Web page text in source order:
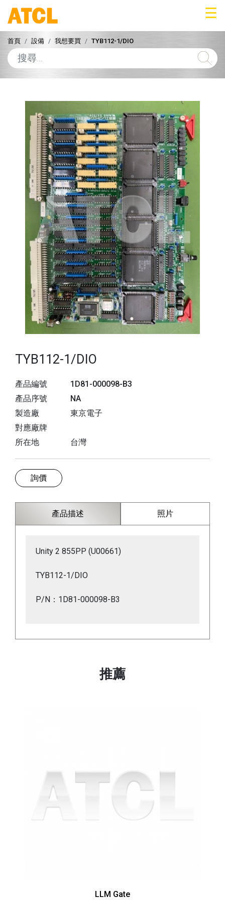
☰
首頁 設備 我想要買 TYB112-1/DIO
TYB112-1/DIO
產品編號
1D81-000098-B3
產品序號
NA
製造廠
東京電子
對應廠牌
所在地
台灣
詢價
產品描述 照片
Unity 2 855PP (U00661)
TYB112-1/DIO
P/N：1D81-000098-B3
推薦
LLM Gate